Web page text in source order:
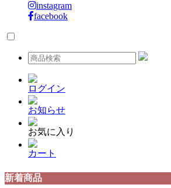
instagram
facebook
ログイン
お知らせ
お気に入り
カート
新着商品